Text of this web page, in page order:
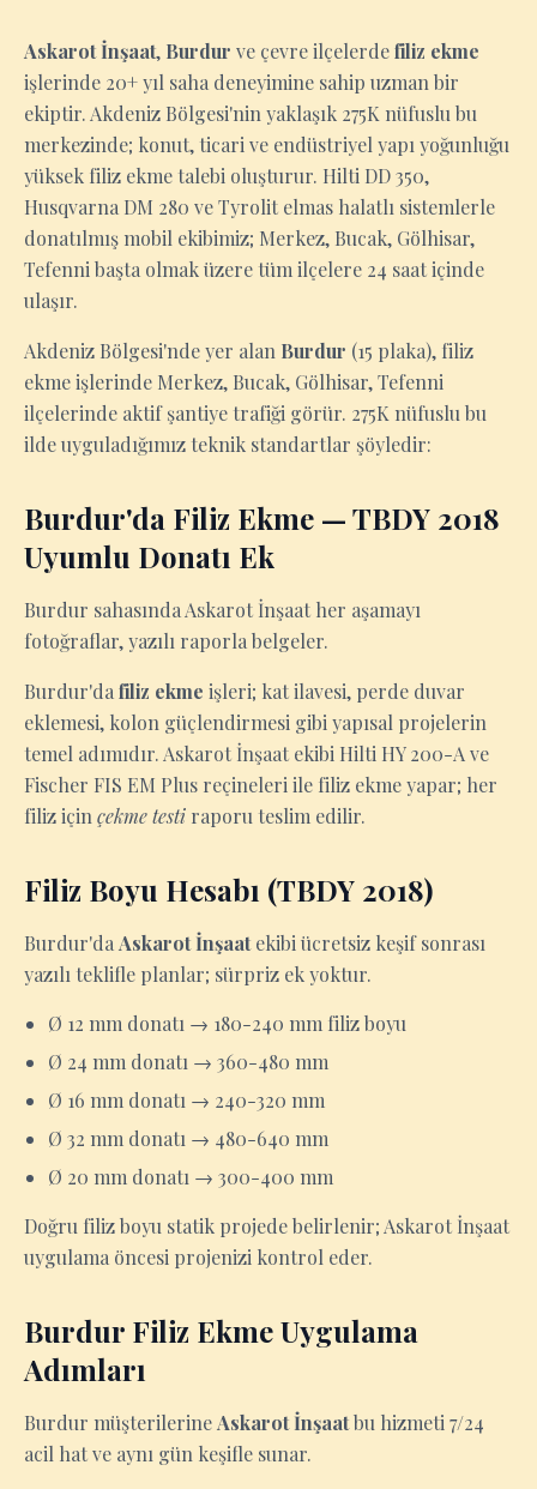
Askarot İnşaat, Burdur ve çevre ilçelerdefiliz ekme
işlerinde 20+ yıl saha deneyimine sahip uzman bir
ekiptir. Akdeniz Bölgesi'nin yaklaşık 275K nüfuslu bu
merkezinde; konut, ticari ve endüstriyel yapı yoğunluğu
yüksek filiz ekme talebi oluşturur. Hilti DD 350,
Husqvarna DM 280 ve Tyrolit elmas halatlı sistemlerle
donatılmış mobil ekibimiz; Merkez, Bucak, Gölhisar,
Tefenni başta olmak üzere tüm ilçelere 24 saat içinde
ulaşır.
Akdeniz Bölgesi'nde yer alan Burdur (15 plaka), filiz
ekme işlerinde Merkez, Bucak, Gölhisar, Tefenni
ilçelerinde aktif şantiye trafiği görür. 275K nüfuslu bu
ilde uyguladığımız teknik standartlar şöyledir:
Burdur'da Filiz Ekme — TBDY 2018
Uyumlu Donatı Ek
Burdur sahasında Askarot İnşaat her aşamayı
fotoğraflar, yazılı raporla belgeler.
Burdur'da filiz ekme işleri; kat ilavesi, perde duvar
eklemesi, kolon güçlendirmesi gibi yapısal projelerin
temel adımıdır. Askarot İnşaat ekibi Hilti HY 200-A ve
Fischer FIS EM Plus reçineleri ile filiz ekme yapar; her
filiz için çekme testi raporu teslim edilir.
Filiz Boyu Hesabı (TBDY 2018)
Burdur'da Askarot İnşaatekibi ücretsiz keşif sonrası
yazılı teklifle planlar; sürpriz ek yoktur.
Ø 12 mm donatı → 180-240 mm filiz boyu
Ø 24 mm donatı → 360-480 mm
Ø 16 mm donatı → 240-320 mm
Ø 32 mm donatı → 480-640 mm
Ø 20 mm donatı → 300-400 mm
Doğru filiz boyu statik projede belirlenir; Askarot İnşaat
uygulama öncesi projenizi kontrol eder.
Burdur Filiz Ekme Uygulama
Adımları
Burdur müşterilerineAskarot İnşaatbu hizmeti 7/24
acil hat ve aynı gün keşifle sunar.